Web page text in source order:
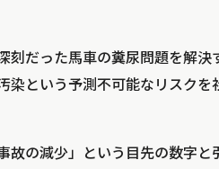
刻だった馬車の糞尿問題を解決
染という予測不可能なリスクを
の減少」という目先の数字と